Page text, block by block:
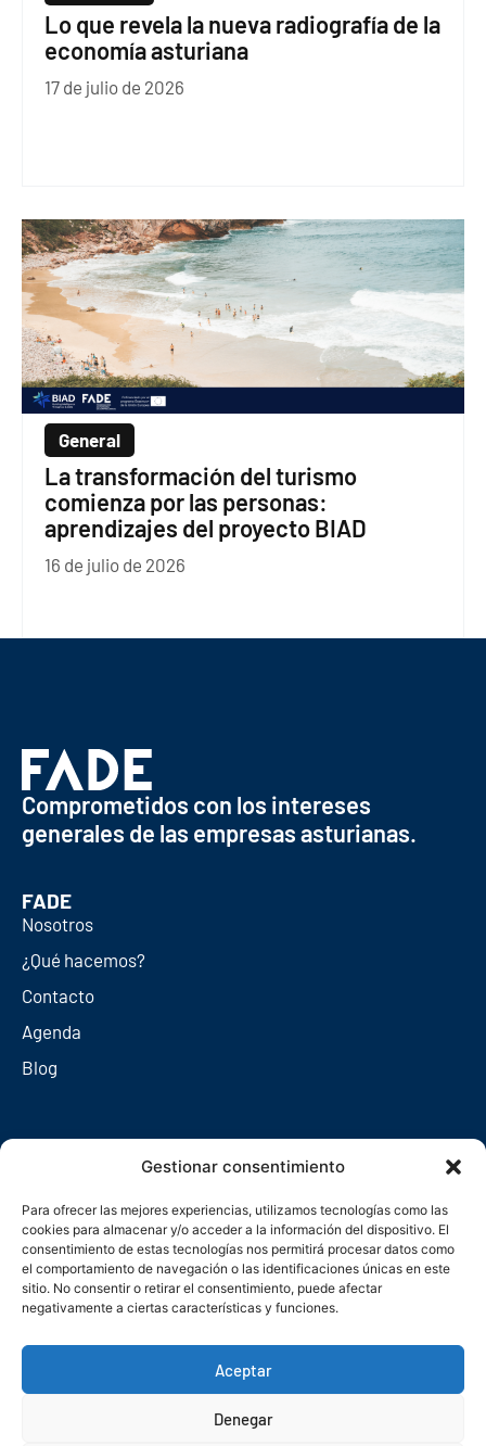
Gestionar consentimiento
Para ofrecer las mejores experiencias, utilizamos tecnologías como las
cookies para almacenar y/o acceder a la información del dispositivo. El
consentimiento de estas tecnologías nos permitirá procesar datos como
el comportamiento de navegación o las identificaciones únicas en este
sitio. No consentir o retirar el consentimiento, puede afectar
negativamente a ciertas características y funciones.
Aceptar
Denegar
Lo que revela la nueva radiografía de la
economía asturiana
17 de julio de 2026
General
La transformación del turismo
comienza por las personas:
aprendizajes del proyecto BIAD
16 de julio de 2026
Comprometidos con los intereses
generales de las empresas asturianas.
FADE
Nosotros
¿Qué hacemos?
Contacto
Agenda
Blog
Redes sociales